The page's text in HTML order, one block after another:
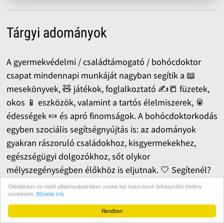
Rendben
Oldalainkon és mobil alkalmazásainkban cookie-kat használunk felhasználói élmény
növelésére. Bővebb info
Tárgyi adományok
A gyermekvédelmi / családtámogató / bohócdoktor
csapat mindennapi munkáját nagyban segítik a 📖
mesekönyvek, 🧸 játékok, foglalkoztató ✍️📒 füzetek,
okos 📱 eszközök, valamint a tartós élelmiszerek, 🥫
édességek 🍬 és apró finomságok. A bohócdoktorkodás
egyben szociális segítségnyújtás is: az adományok
gyakran rászoruló családokhoz, kisgyermekekhez,
egészségügyi dolgozókhoz, sőt olykor
mélyszegénységben élőkhöz is eljutnak. 🤍 Segítenél?
Írj nekünk!